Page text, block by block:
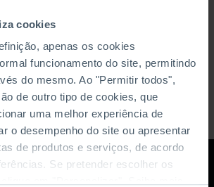
cookies
apenas os cookies
funcionamento do site, permitindo
do mesmo. Ao "Permitir todos",
de outro tipo de cookies, que
uma melhor experiência de
o desempenho do site ou apresentar
de produtos e serviços, de acordo
Se pretender escolher os